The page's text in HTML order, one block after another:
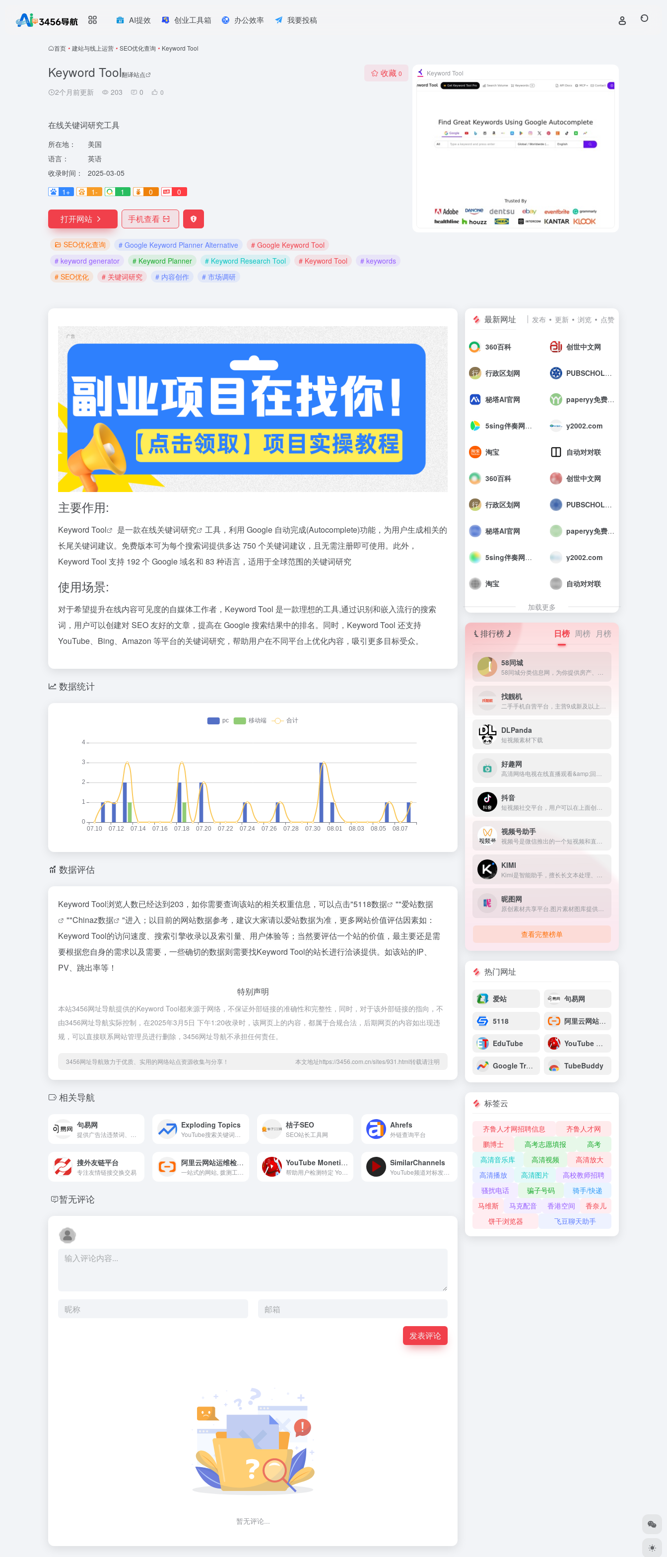
AI提效 创业工具箱 办公效率 我要投稿
首页 • 建站与线上运营 • SEO优化查询 • Keyword Tool
Keyword Tool翻译站点
2个月前更新 203 0 0
收藏 0
在线关键词研究工具
所在地：
美国
语言：
英语
收录时间：
2025-03-05
1+
1- 1 0 0
打开网站 手机查看
SEO优化查询 # Google Keyword Planner Alternative
# Google Keyword Tool
# keyword generator
# Keyword Planner # Keyword Research Tool # Keyword Tool
# keywords
# SEO优化
# 关键词研究 # 内容创作 # 市场调研
Keyword Tool
主要作用:
Keyword Tool 是一款在线关键词研究
工具，利用 Google 自动完成(Autocomplete)功能，为用户生成相关的
长尾关键词建议。免费版本可为每个搜索词提供多达 750 个关键词建议，且无需注册即可使用。此外，
Keyword Tool 支持 192 个 Google 域名和 83 种语言，适用于全球范围的关键词研究
使用场景:
对于希望提升在线内容可见度的自媒体工作者，Keyword Tool 是一款理想的工具,通过识别和嵌入流行的搜索
词，用户可以创建对 SEO 友好的文章，提高在 Google 搜索结果中的排名。同时，Keyword Tool 还支持
YouTube、Bing、Amazon 等平台的关键词研究，帮助用户在不同平台上优化内容，吸引更多目标受众。
数据统计
数据评估
Keyword Tool浏览人数已经达到203，如你需要查询该站的相关权重信息，可以点击"5118数据 ""爱站数据
""Chinaz数据
"进入；以目前的网站数据参考，建议大家请以爱站数据为准，更多网站价值评估因素如：
Keyword Tool的访问速度、搜索引擎收录以及索引量、用户体验等；当然要评估一个站的价值，最主要还是需
要根据您自身的需求以及需要，一些确切的数据则需要找Keyword Tool的站长进行洽谈提供。如该站的IP、
PV、跳出率等！
特别声明
本站3456网址导航提供的Keyword Tool都来源于网络，不保证外部链接的准确性和完整性，同时，对于该外部链接的指向，不
由3456网址导航实际控制，在2025年3月5日 下午1:20收录时，该网页上的内容，都属于合规合法，后期网页的内容如出现违
规，可以直接联系网站管理员进行删除，3456网址导航不承担任何责任。
3456网址导航致力于优质、实用的网络站点资源收集与分享！ 本文地址https://3456.com.cn/sites/931.html转载请注明
相关导航
句易网 Exploding Topics 桔子SEO
SEO站长工具网
Ahrefs
外链查询平台
搜外友链平台
专注友情链接交换交易
阿里云网站运维检测平台 YouTube Monetization SimilarChannels
YouTube频道对标发掘工具
暂无评论
发表评论
暂无评论...
最新网址 发布 更新 浏览 点赞
360百科 创世中文网
行政区划网 PUBSCHOLAR公益学术平台
秘塔AI官网 paperyy免费查重入口_AIGC免费论文检测
5sing伴奏网_中国原创音乐伴奏网 y2002.com
淘宝 自动对对联
360百科 创世中文网
行政区划网 PUBSCHOLAR公益学术平台
秘塔AI官网 paperyy免费查重入口_AIGC免费论文检测
5sing伴奏网_中国原创音乐伴奏网 y2002.com
淘宝 自动对对联
加载更多
排行榜 日榜 周榜 月榜
58同城
找靓机
DLPanda
短视频素材下载
好趣网
抖音
视频号助手
KIMI
昵图网
查看完整榜单
热门网址
爱站 句易网
5118 阿里云网站运维检测平台
EduTube YouTube Monetization
Google Trends TubeBuddy
标签云
齐鲁人才网招聘信息
齐鲁人才网
鹏博士
高考志愿填报
高考
高清音乐库
高清视频
高清放大
高清播放
高清图片
高校教师招聘
骚扰电话
骗子号码
骑手/快递
马维斯
马克配音 香港空间
香奈儿
饼干浏览器
飞豆聊天助手